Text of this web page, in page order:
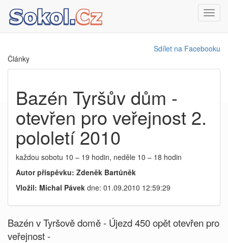
Sdílet na Facebooku
Články
Bazén Tyršův dům -
otevřen pro veřejnost 2.
pololetí 2010
každou sobotu 10 – 19 hodin, neděle 10 – 18 hodin
Autor příspěvku: Zdeněk Bartůněk
Vložil: Michal Pávek dne: 01.09.2010 12:59:29
Bazén v Tyršově domě - Újezd 450 opět otevřen pro
veřejnost -